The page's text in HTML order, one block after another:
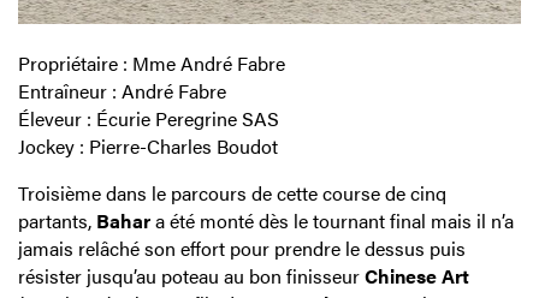
Propriétaire : Mme André Fabre
Entraîneur : André Fabre
Éleveur : Écurie Peregrine SAS
Jockey : Pierre-Charles Boudot
Troisième dans le parcours de cette course de cinq
partants, Bahara été monté dès le tournant final mais il n’a
jamais relâché son effort pour prendre le dessus puis
résister jusqu’au poteau au bon finisseurChinese Art